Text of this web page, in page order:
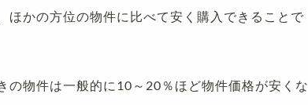
ほかの方位の物件に比べて安く購入できることで
の物件は一般的に10～20％ほど物件価格が安くな